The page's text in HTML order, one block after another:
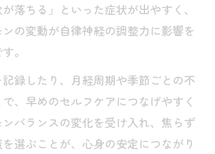
落ちる」といった症状が出やすく、
の変動が自律神経の調整力に影響を
。
録したり、月経周期や季節ごとの不
、早めのセルフケアにつなげやすく
バランスの変化を受け入れ、焦らず
選ぶことが、心身の安定につながり